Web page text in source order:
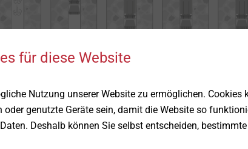
vorgegeben sind. Dies kostet zwar mehr Zeit, jedoch
möglich, da alle Bohrlöcher ohne Unterbrechung
der Verarbeiter Platz, um das Bohrloch einzumessen
erst nach Beendigung der Vorarbeiten folgt. So können
für diese Website
Nutzung unserer Website zu ermöglichen.
genutzte Geräte sein, damit die Website so
Deshalb können Sie selbst entscheiden,